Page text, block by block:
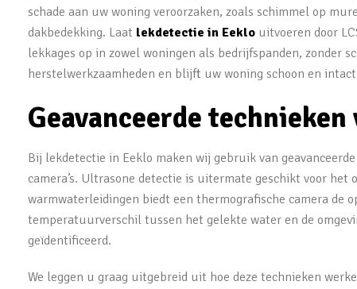
schade aan uw woning veroorzaken, zoals schimmel op
dakbedekking. Laat lekdetectie in Eeklo uitvoeren door
lekkages op in zowel woningen als bedrijfspanden, zonder
herstelwerkzaamheden en blijft uw woning schoon en
Geavanceerde
Bij lekdetectie in Eeklo maken wij gebruik van
camera’s. Ultrasone detectie is uitermate geschikt voor
warmwaterleidingen biedt een thermografische camera de
temperatuurverschil tussen het gelekte water en de
geïdentificeerd.
We leggen u graag uitgebreid uit hoe deze technieken